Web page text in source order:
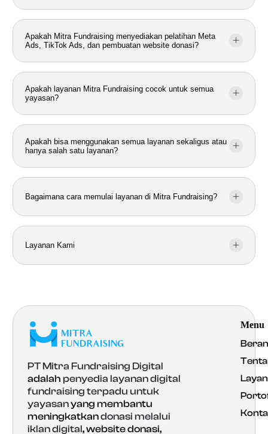
Apakah Mitra Fundraising menyediakan pelatihan Meta
Ads, TikTok Ads, dan pembuatan website donasi?
Apakah layanan Mitra Fundraising cocok untuk semua
yayasan?
Apakah bisa menggunakan semua layanan sekaligus atau
hanya salah satu layanan?
Bagaimana cara memulai layanan di Mitra Fundraising?
Layanan Kami
PT Mitra Fundraising Digital
adalahpenyedia layanan digital
fundraising terpadu untuk
yayasanyang membantu
meningkatkandonasi melalui
iklan digital, website donasi,
Menu